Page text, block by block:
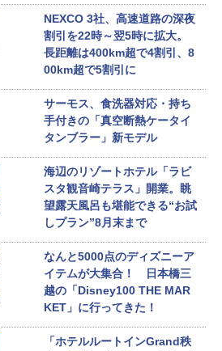
NEXCO 3社、高速道路の深夜
割引を22時～翌5時に拡大。
長距離は400km超で4割引、8
00km超で5割引に
サーモス、食洗器対応・持ち
手付きの「真空断熱ケータイ
タンブラー」新モデル
海辺のリゾートホテル「ラビ
スタ観音崎テラス」開業。眺
望露天風呂も堪能できる“お試
しプラン”8月末まで
なんと5000点のディズニーア
イテムが大集合！ 日本橋三
越の「Disney100 THE MAR
KET」に行ってきた！
「ホテルルートインGrand秩